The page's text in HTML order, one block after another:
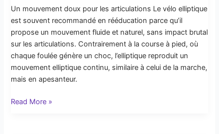
Un mouvement doux pour les articulations Le vélo elliptique
est souvent recommandé en rééducation parce qu’il
propose un mouvement fluide et naturel, sans impact brutal
sur les articulations. Contrairement à la course à pied, où
chaque foulée génère un choc, l’elliptique reproduit un
mouvement elliptique continu, similaire à celui de la marche,
mais en apesanteur.
:
Avis
Experts
Read More »